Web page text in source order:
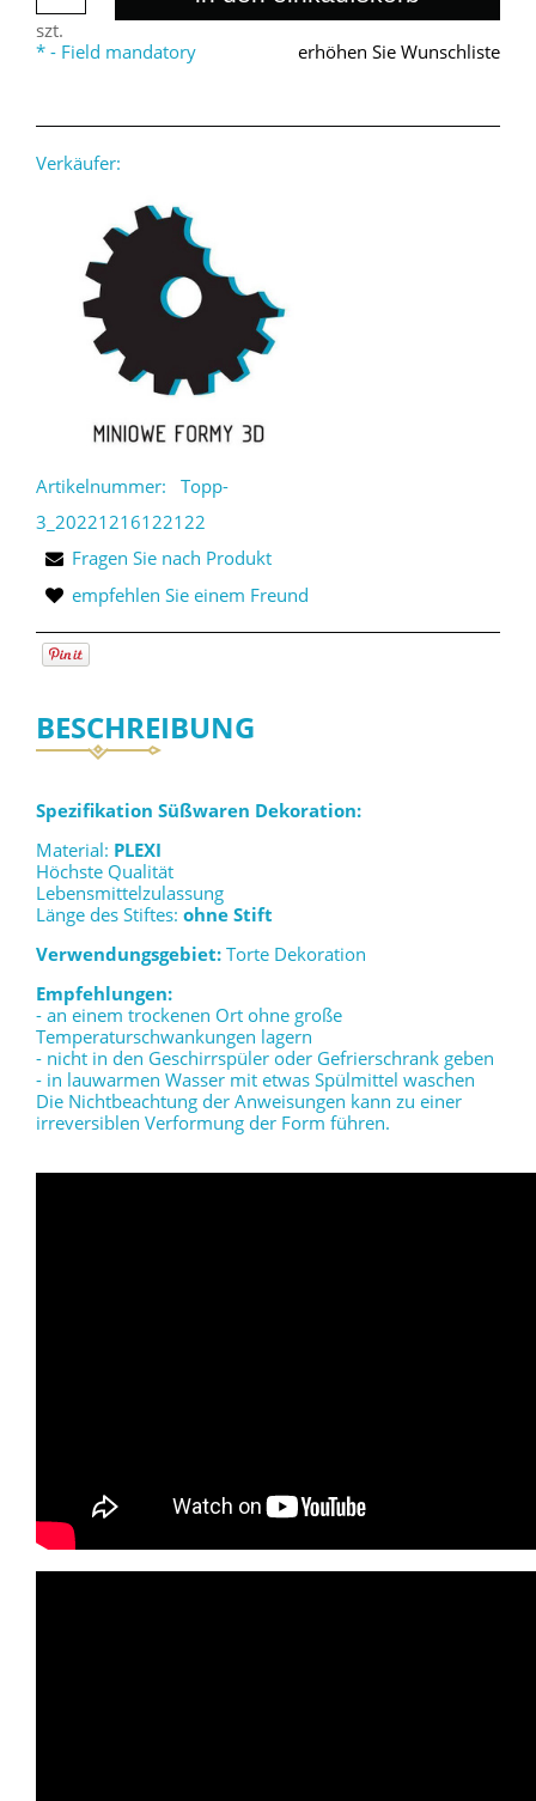
szt.
erhöhen Sie Wunschliste
* - Field mandatory
Verkäufer:
Artikelnummer:
Topp-
3_20221216122122
Fragen Sie nach Produkt
empfehlen Sie einem Freund
BESCHREIBUNG
Spezifikation Süßwaren Dekoration:
Material: PLEXI
Höchste Qualität
Lebensmittelzulassung
Länge des Stiftes: ohne Stift
Verwendungsgebiet: Torte Dekoration
Empfehlungen:
- an einem trockenen Ort ohne große
Temperaturschwankungen lagern
- nicht in den Geschirrspüler oder Gefrierschrank geben
- in lauwarmen Wasser mit etwas Spülmittel waschen
Die Nichtbeachtung der Anweisungen kann zu einer
irreversiblen Verformung der Form führen.